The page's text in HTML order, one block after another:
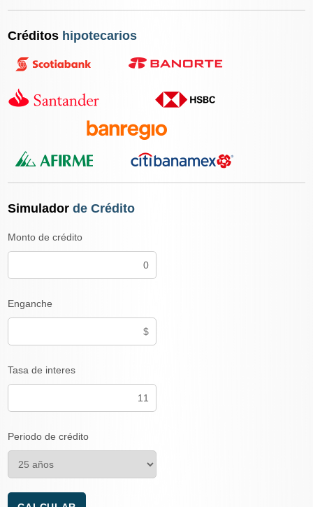
Créditos hipotecarios
Simulador de Crédito
Monto de crédito
Enganche
Tasa de interes
Periodo de crédito